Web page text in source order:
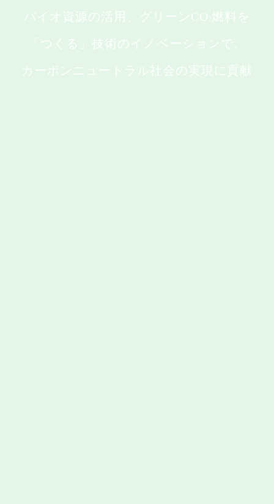
バイオ資源の活用、グリーンCO 燃料を
「つくる」技術のイノベーションで、
カーボンニュートラル社会の実現に貢献